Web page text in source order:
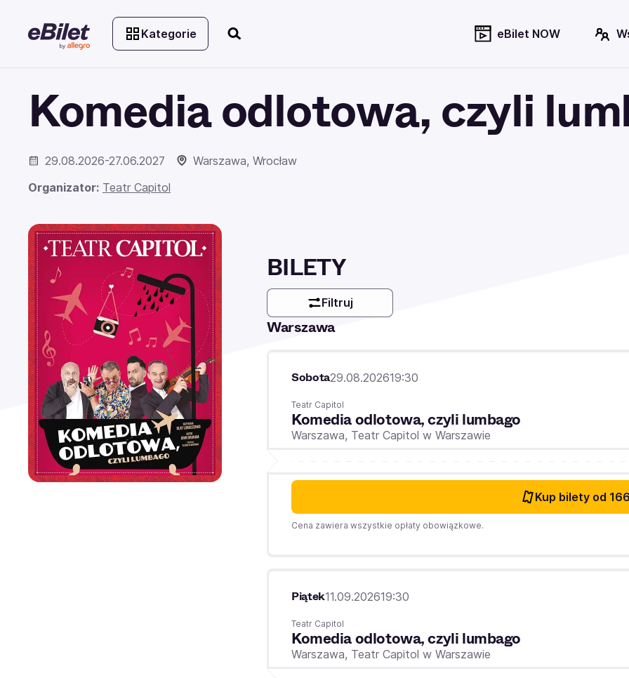
Kategorie eBilet NOW
Komedia odlotowa, czyli
29.08.2026-27.06.2027
Warszawa, Wrocław
Organizator: Teatr Capitol
BILETY
Filtruj
Warszawa
Sobota29.08.202619:30
Teatr Capitol
Komedia odlotowa, czyli lumbago
Warszawa, Teatr Capitol w Warszawie
Kup bilety od
Cena zawiera wszystkie opłaty obowiązkowe.
Piątek11.09.202619:30
Teatr Capitol
Komedia odlotowa, czyli lumbago
Warszawa, Teatr Capitol w Warszawie